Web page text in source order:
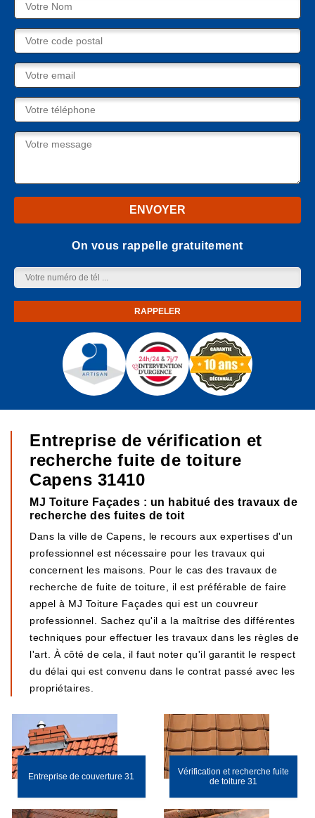
On vous rappelle gratuitement
Entreprise de vérification et
recherche fuite de toiture
Capens 31410
MJ Toiture Façades : un habitué des travaux de
recherche des fuites de toit
Dans la ville de Capens, le recours aux expertises d'un
professionnel est nécessaire pour les travaux qui
concernent les maisons. Pour le cas des travaux de
recherche de fuite de toiture, il est préférable de faire
appel à MJ Toiture Façades qui est un couvreur
professionnel. Sachez qu'il a la maîtrise des différentes
techniques pour effectuer les travaux dans les règles de
l'art. À côté de cela, il faut noter qu'il garantit le respect
du délai qui est convenu dans le contrat passé avec les
propriétaires.
Entreprise de couverture 31
Vérification et recherche fuite
de toiture 31